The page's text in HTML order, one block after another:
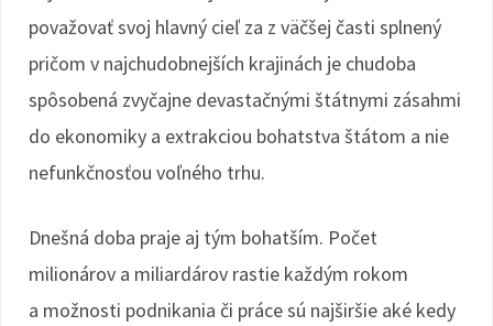
považovať svoj hlavný cieľ za z väčšej časti splnený
pričom v najchudobnejších krajinách je chudoba
spôsobená zvyčajne devastačnými štátnymi zásahmi
do ekonomiky a extrakciou bohatstva štátom a nie
nefunkčnosťou voľného trhu.
Dnešná doba praje aj tým bohatším. Počet
milionárov a miliardárov rastie každým rokom
a možnosti podnikania či práce sú najširšie aké kedy